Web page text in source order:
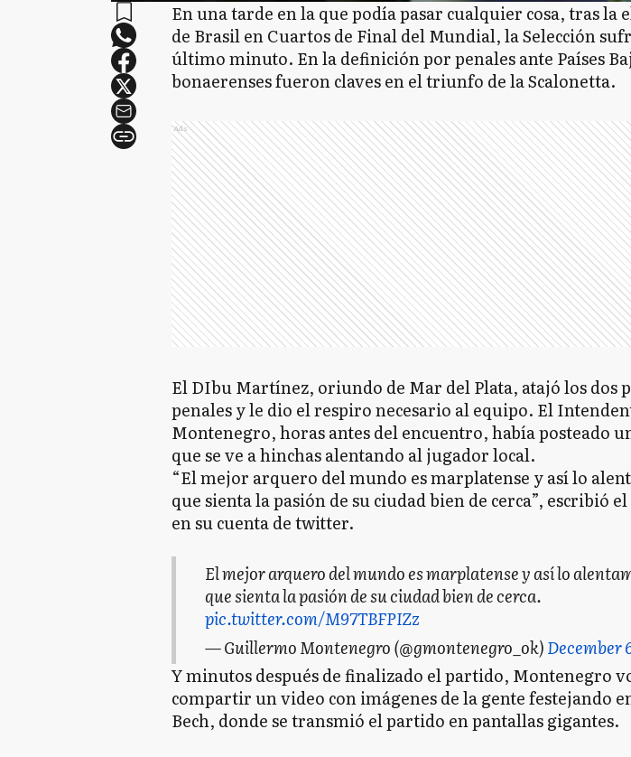
En una tarde en la que podía pasar cualquier cosa, tras la
de Brasil en Cuartos de Final del Mundial, la Selección
último minuto. En la definición por penales ante Países
bonaerenses fueron claves en el triunfo de la Scalonetta.
Ads
El DIbu Martínez, oriundo de Mar del Plata, atajó los dos
penales y le dio el respiro necesario al equipo. El
Montenegro, horas antes del encuentro, había posteado
que se ve a hinchas alentando al jugador local.
“El mejor arquero del mundo es marplatense y así lo
que sienta la pasión de su ciudad bien de cerca”, escribió
en su cuenta de twitter.
El mejor arquero del mundo es marplatense y así lo
que sienta la pasión de su ciudad bien de cerca.
pic.twitter.com/M97TBFPIZz
— Guillermo Montenegro (@gmontenegro_ok)December
Y minutos después de finalizado el partido, Montenegro
compartir un video con imágenes de la gente festejando
Bech, donde se transmió el partido en pantallas gigantes.